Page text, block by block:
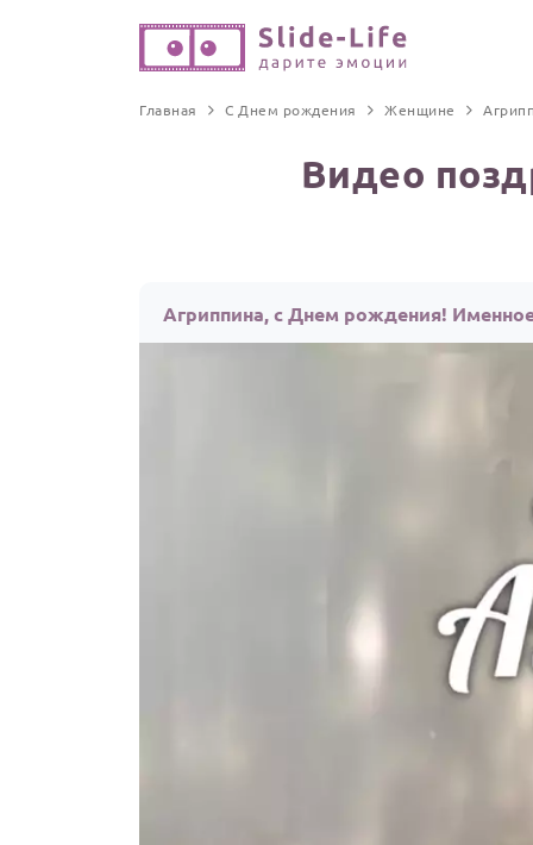
Главная С Днем рождения Женщине
Видео
Агриппина, с Днем рождения!